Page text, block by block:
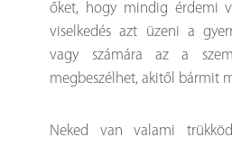
őket, hogy mindig érdemi
viselkedés azt üzeni a
vagy számára az a
megbeszélhet, akitől bármit
Neked van valami